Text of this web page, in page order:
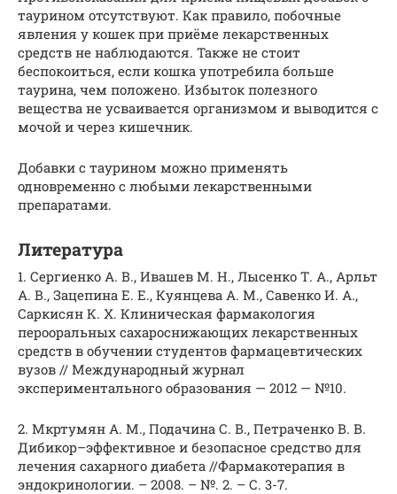
таурином отсутствуют. Как правило, побочные
явления у кошек при приёме лекарственных
средств не наблюдаются. Также не стоит
беспокоиться, если кошка употребила больше
таурина, чем положено. Избыток полезного
вещества не усваивается организмом и выводится с
мочой и через кишечник.
Добавки с таурином можно применять
одновременно с любыми лекарственными
препаратами.
Литература
1. Сергиенко А. В., Ивашев М. Н., Лысенко Т. А., Арльт
А. В., Зацепина Е. Е., Куянцева А. М., Савенко И. А.,
Саркисян К. Х. Клиническая фармакология
перооральных сахароснижающих лекарственных
средств в обучении студентов фармацевтических
вузов // Международный журнал
экспериментального образования — 2012 — №10.
2. Мкртумян А. М., Подачина С. В., Петраченко В. В.
Дибикор–эффективное и безопасное средство для
лечения сахарного диабета //Фармакотерапия в
эндокринологии. – 2008. – №. 2. – С. 3-7.